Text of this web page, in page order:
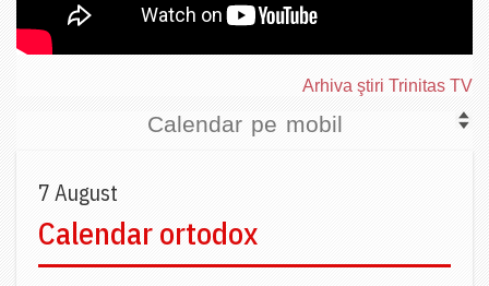
Arhiva ştiri Trinitas TV
Calendar pe mobil
7 August
Calendar ortodox